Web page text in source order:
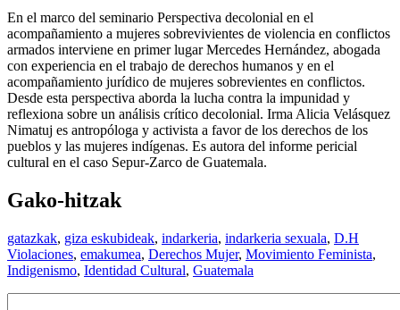
En el marco del seminario Perspectiva decolonial en el
acompañamiento a mujeres sobrevivientes de violencia en conflictos
armados interviene en primer lugar Mercedes Hernández, abogada
con experiencia en el trabajo de derechos humanos y en el
acompañamiento jurídico de mujeres sobrevientes en conflictos.
Desde esta perspectiva aborda la lucha contra la impunidad y
reflexiona sobre un análisis crítico decolonial. Irma Alicia Velásquez
Nimatuj es antropóloga y activista a favor de los derechos de los
pueblos y las mujeres indígenas. Es autora del informe pericial
cultural en el caso Sepur-Zarco de Guatemala.
Gako-hitzak
gatazkak, giza eskubideak, indarkeria, indarkeria sexuala, D.H
Violaciones, emakumea, Derechos Mujer, Movimiento Feminista,
Indigenismo, Identidad Cultural, Guatemala